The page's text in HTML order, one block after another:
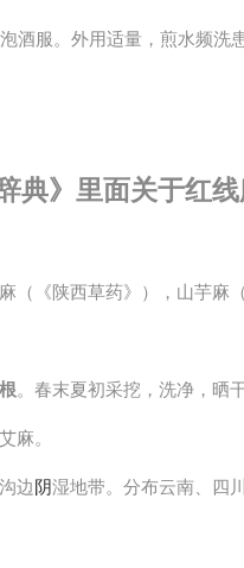
酒服。外用适量，煎水频洗
典》里面关于红
（《陕西草药》），山芋麻
根。春末夏初采挖，洗净，晒干
麻。
边阴湿地带。分布云南、四